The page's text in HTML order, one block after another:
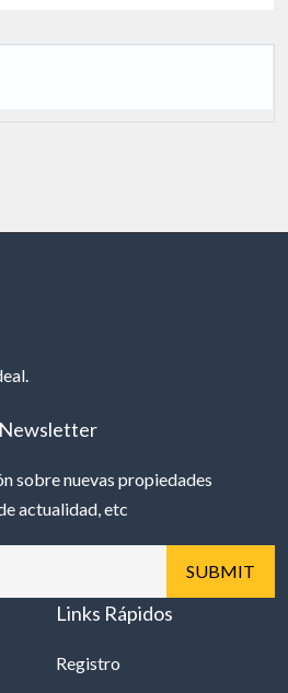
sobre nuevas propiedades
actualidad, etc
Links Rápidos
Registro